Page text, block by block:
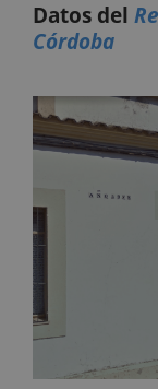
Datos del
Córdoba